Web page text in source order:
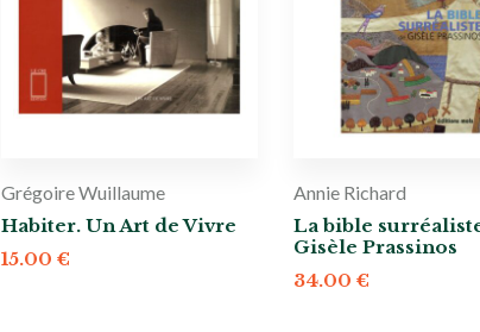
Grégoire Wuillaume
Habiter. Un Art de Vivre
15.00 €
Annie Richard
La bible
Gisèle Prassinos
34.00 €